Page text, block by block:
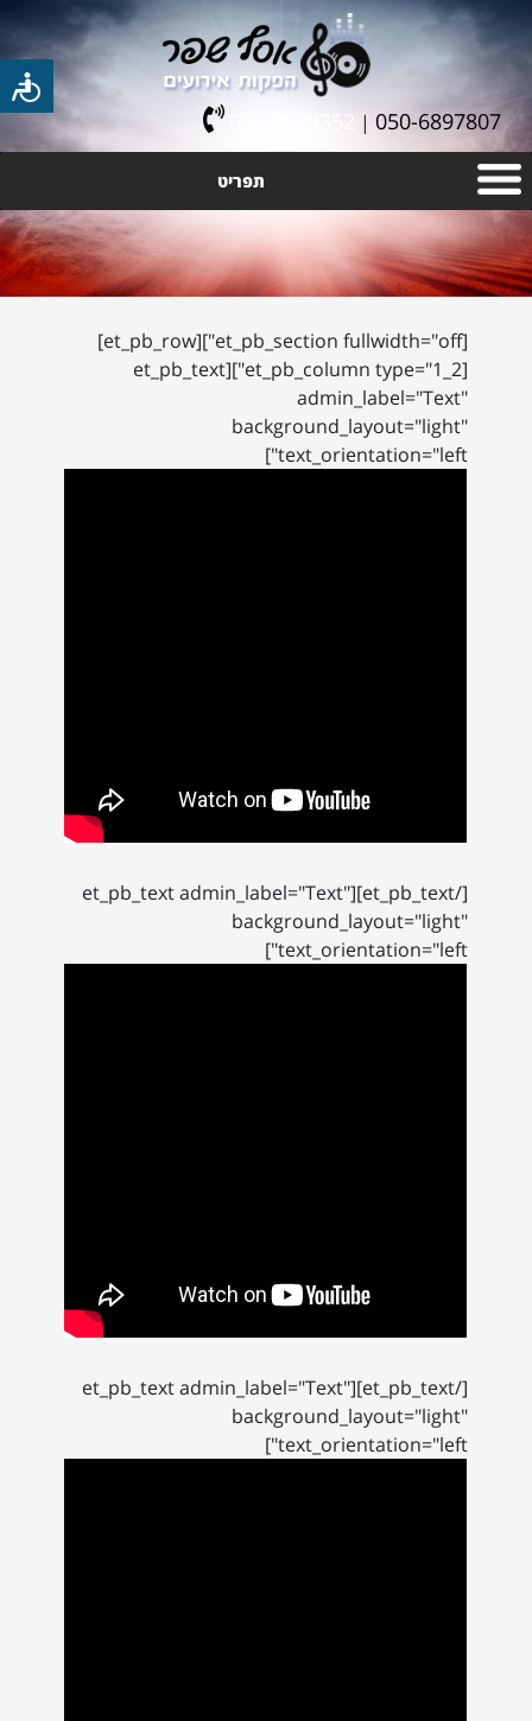
050-6897807
|
052-8523352
תפריט
[et_pb_section fullwidth="off"][et_pb_row]
[et_pb_column type="1_2"][et_pb_text
admin_label="Text"
background_layout="light"
text_orientation="left"]
[/et_pb_text][et_pb_text admin_label="Text"
background_layout="light"
text_orientation="left"]
[/et_pb_text][et_pb_text admin_label="Text"
background_layout="light"
text_orientation="left"]